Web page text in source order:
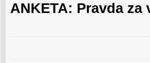
ANKETA: Pravda